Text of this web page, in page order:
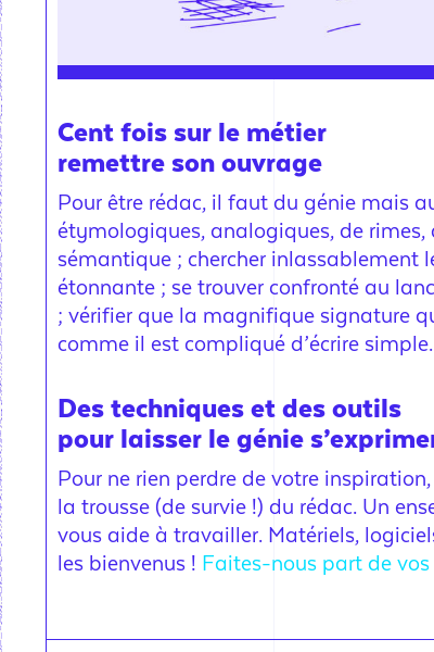
Cent fois sur le métier
remettre son ouvrage
Pour être rédac, il faut du génie mais
étymologiques, analogiques, de
sémantique ; chercher inlassablement
étonnante ; se trouver confronté au
; vérifier que la magnifique signature
comme il est compliqué d’écrire simple.
Des techniques et des outils
pour laisser le génie
Pour ne rien perdre de votre
la trousse (de survie !) du rédac. Un
vous aide à travailler. Matériels,
les bienvenus ! Faites-nous part de